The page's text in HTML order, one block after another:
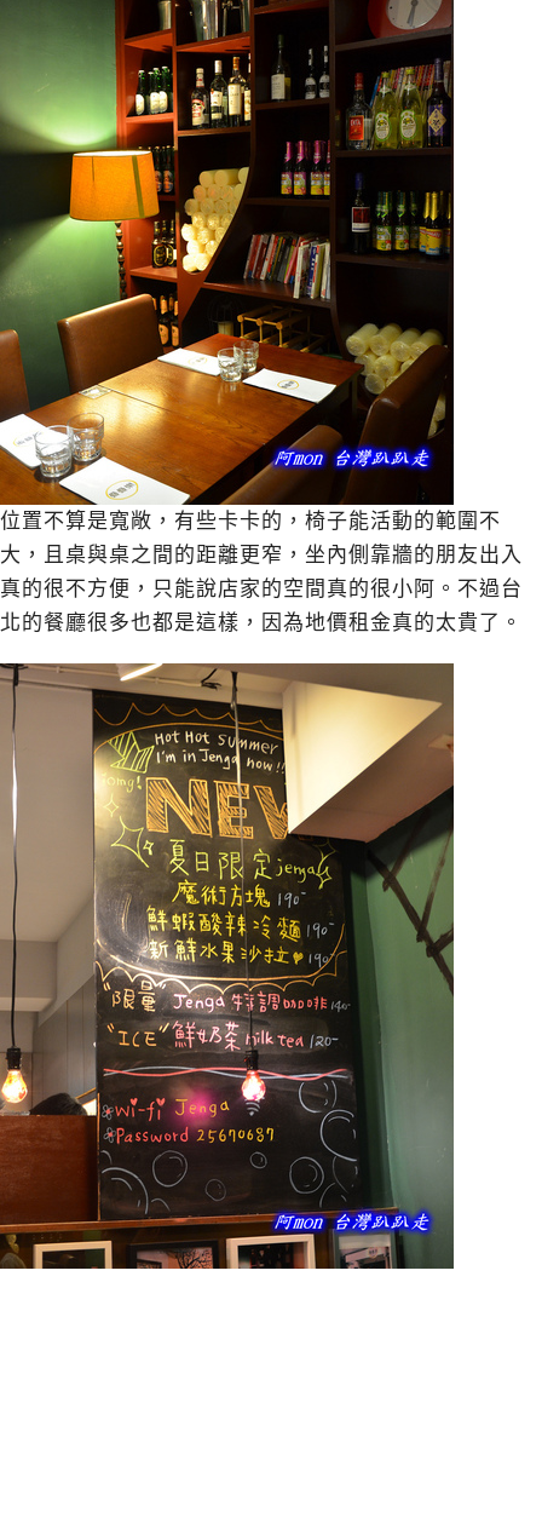
位置不算是寬敞，有些卡卡的，椅子能活動的範圍不
大，且桌與桌之間的距離更窄，坐內側靠牆的朋友出入
真的很不方便，只能說店家的空間真的很小阿。不過台
北的餐廳很多也都是這樣，因為地價租金真的太貴了。